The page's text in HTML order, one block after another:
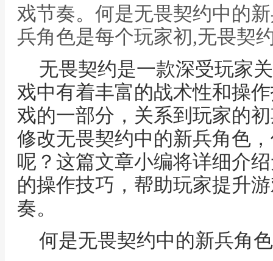
戏节奏。何是无畏契约中的
兵角色是每个玩家初,无畏契
无畏契约是一款深受玩家
戏中有着丰富的战术性和操
戏的一部分，关系到玩家的
修改无畏契约中的新兵角色
呢？这篇文章小编将详细介
的操作技巧，帮助玩家提升
奏。
何是无畏契约中的新兵角色